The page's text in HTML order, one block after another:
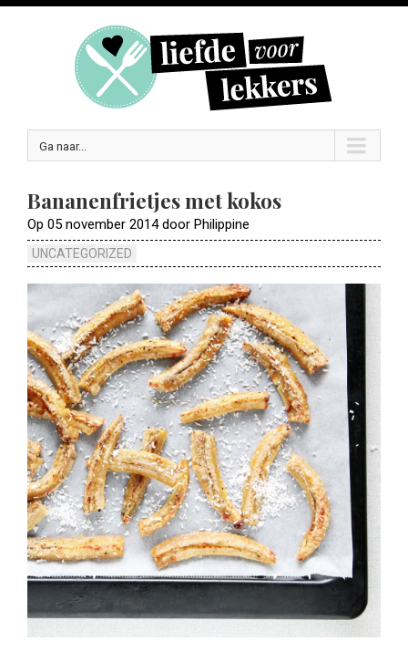
Ga naar...
Bananenfrietjes met kokos
Op 05 november 2014 door Philippine
UNCATEGORIZED